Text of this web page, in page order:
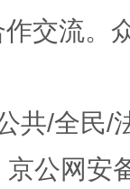
交流。
共/全民/
公网安